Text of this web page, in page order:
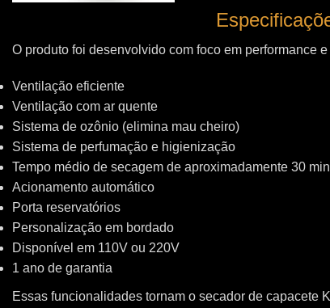
O produto foi desenvolvido com foco em performance
Ventilação eficiente
Ventilação com ar quente
Sistema de ozônio (elimina mau cheiro)
Sistema de perfumação e higienização
Tempo médio de secagem de aproximadamente 30
Acionamento automático
Porta reservatórios
Personalização em bordado
Disponível em 110V ou 220V
1 ano de garantia
Essas funcionalidades tornam o secador de capacete